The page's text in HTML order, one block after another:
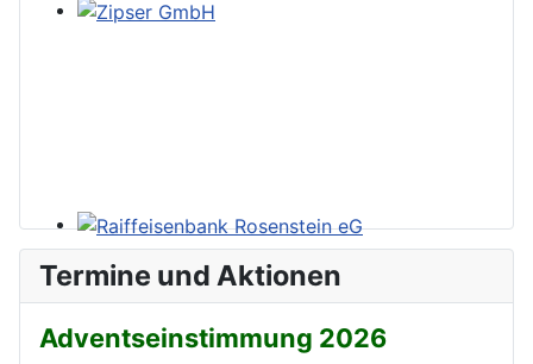
Termine und Aktionen
Adventseinstimmung 2026